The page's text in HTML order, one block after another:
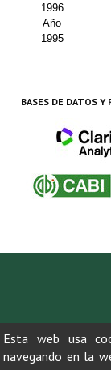
1996
Año
1995
BASES DE DATOS
Esta web usa
navegando en la